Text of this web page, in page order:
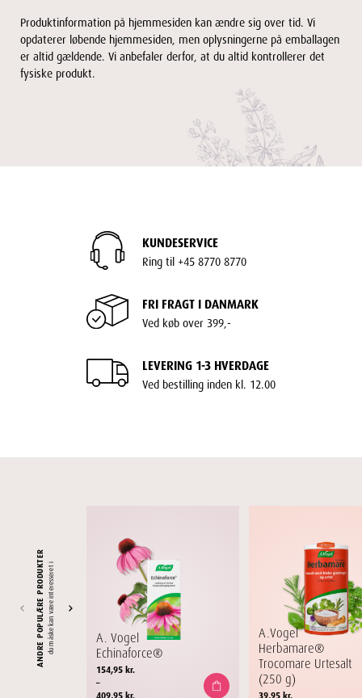
Produktinformation på hjemmesiden kan ændre sig over tid. Vi
opdaterer løbende hjemmesiden, men oplysningerne på emballagen
er altid gældende. Vi anbefaler derfor, at du altid kontrollerer det
fysiske produkt.
KUNDESERVICE
Ring til +45 8770 8770
FRI FRAGT I DANMARK
Ved køb over 399,-
LEVERING 1-3 HVERDAGE
Ved bestilling inden kl. 12.00
ANDRE POPULÆRE PRODUKTERdu måske kan være interesseret i A. Vogel
Echinaforce®
154,95kr.
–
409,95kr.
Prisinterval:
154,95 kr.
til
A.Vogel
Herbamare®
Trocomare Urtesalt
(250 g)
39,95kr.